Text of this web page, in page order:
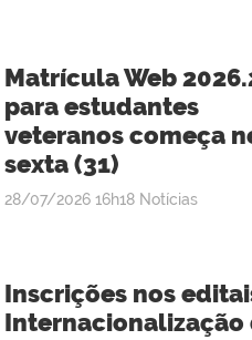
Matrícula Web
para estudantes
veteranos começa
sexta (31)
publicado
28/07/2026 16h18 Notícias
Inscrições nos
Internacionalização